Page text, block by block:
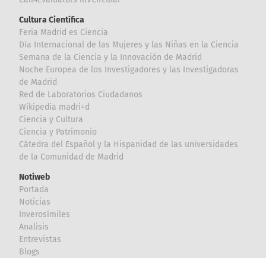
Cultura Científica
Feria Madrid es Ciencia
Día Internacional de las Mujeres y las Niñas en la Ciencia
Semana de la Ciencia y la Innovación de Madrid
Noche Europea de los Investigadores y las Investigadoras
de Madrid
Red de Laboratorios Ciudadanos
Wikipedia madri+d
Ciencia y Cultura
Ciencia y Patrimonio
Cátedra del Español y la Hispanidad de las universidades
de la Comunidad de Madrid
Notiweb
Portada
Noticias
Inverosímiles
Analisis
Entrevistas
Blogs